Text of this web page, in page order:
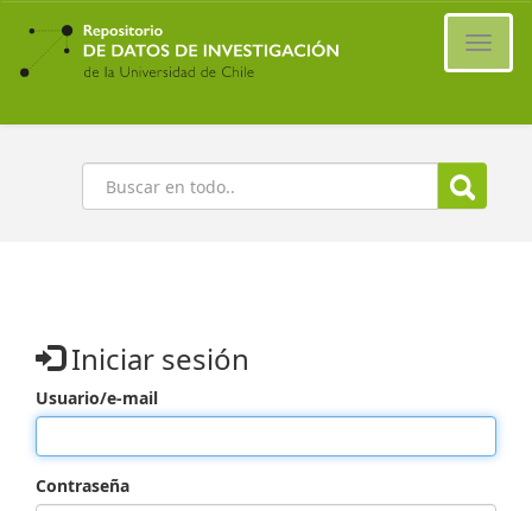
Ir
contenido
principal
Buscar
Iniciar sesión
Usuario/e-mail
Contraseña